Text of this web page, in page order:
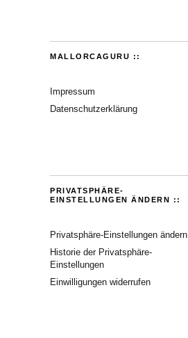
MALLORCAGURU ::
Impressum
Datenschutzerklärung
PRIVATSPHÄRE-
EINSTELLUNGEN ÄNDERN ::
Privatsphäre-Einstellungen ändern
Historie der Privatsphäre-
Einstellungen
Einwilligungen widerrufen